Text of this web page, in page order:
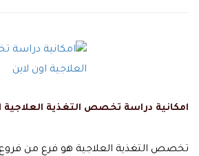
امكانية دراسة تخصص التغذية العلاجية
تخصص التغذية العلاجية هو فرع من